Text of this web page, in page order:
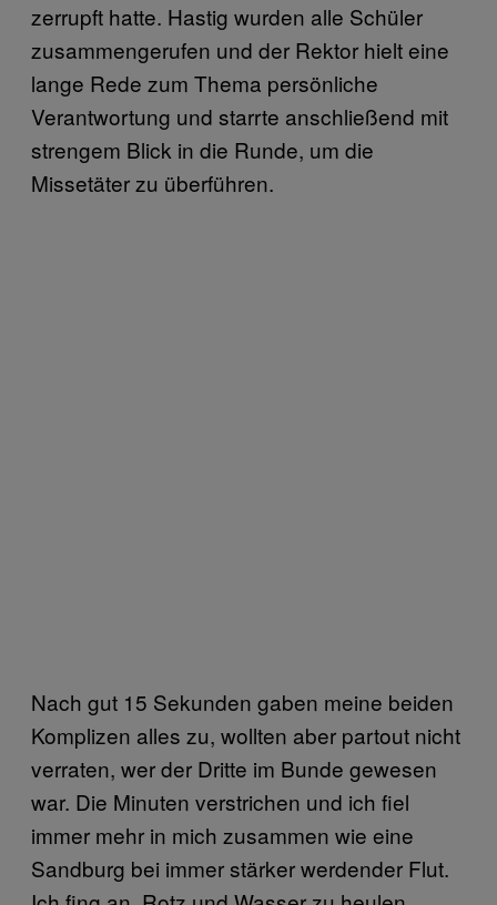
zerrupft hatte. Hastig wurden alle Schüler
zusammengerufen und der Rektor hielt eine
lange Rede zum Thema persönliche
Verantwortung und starrte anschließend mit
strengem Blick in die Runde, um die
Missetäter zu überführen.
Nach gut 15 Sekunden gaben meine beiden
Komplizen alles zu, wollten aber partout nicht
verraten, wer der Dritte im Bunde gewesen
war. Die Minuten verstrichen und ich fiel
immer mehr in mich zusammen wie eine
Sandburg bei immer stärker werdender Flut.